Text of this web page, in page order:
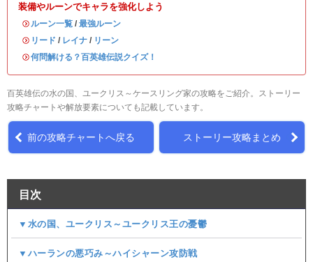
装備やルーンでキャラを強化しよう
・ルーン一覧 / 最強ルーン
・ リード / レイナ / リーン
・何問解ける？百英雄伝説クイズ！
百英雄伝の水の国、ユークリス～ケースリング家の攻略をご紹介。ストーリー
攻略チャートや解放要素についても記載しています。
前の攻略チャートへ戻る ストーリー攻略まとめ
目次
▼水の国、ユークリス～ユークリス王の憂鬱
▼ハーランの悪巧み～ハイシャーン攻防戦